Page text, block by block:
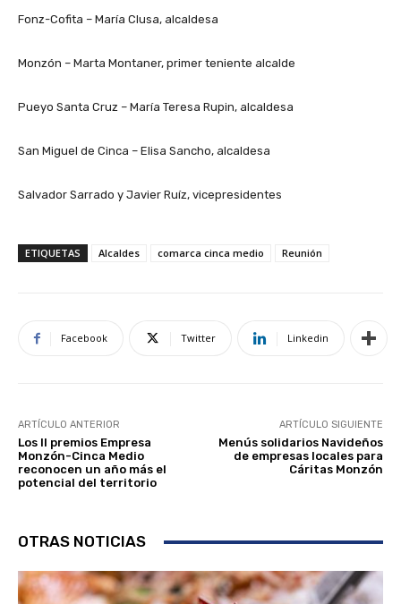
Fonz-Cofita – María Clusa, alcaldesa
Monzón – Marta Montaner, primer teniente alcalde
Pueyo Santa Cruz – María Teresa Rupin, alcaldesa
San Miguel de Cinca – Elisa Sancho, alcaldesa
Salvador Sarrado y Javier Ruíz, vicepresidentes
ETIQUETAS Alcaldes comarca cinca medio Reunión
Facebook Twitter Linkedin
ARTÍCULO ANTERIOR
Los II premios Empresa
Monzón-Cinca Medio
reconocen un año más el
potencial del territorio
ARTÍCULO SIGUIENTE
Menús solidarios Navideños
de empresas locales para
Cáritas Monzón
OTRAS NOTICIAS